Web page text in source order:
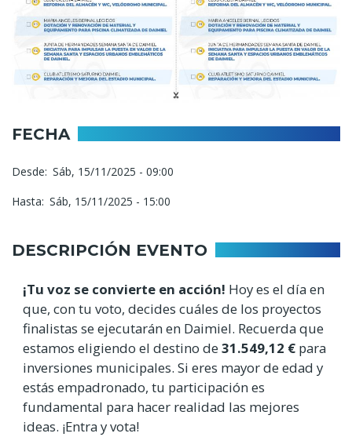
FECHA
Desde Sáb, 15/11/2025 - 09:00
Hasta Sáb, 15/11/2025 - 15:00
DESCRIPCIÓN EVENTO
¡Tu voz se convierte en acción! Hoy es el día en
que, con tu voto, decides cuáles de los proyectos
finalistas se ejecutarán en Daimiel. Recuerda que
estamos eligiendo el destino de 31.549,12 € para
inversiones municipales. Si eres mayor de edad y
estás empadronado, tu participación es
fundamental para hacer realidad las mejores
ideas. ¡Entra y vota!